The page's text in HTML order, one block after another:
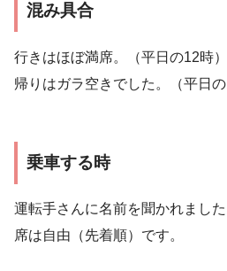
混み具合
行きはほぼ満席。（平日の12時）
帰りはガラ空きでした。（平日の
乗車する時
運転手さんに名前を聞かれました
席は自由（先着順）です。